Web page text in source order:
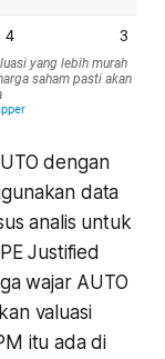
dengan
data
analis untuk
Justified
wajar AUTO
valuasi
itu ada di